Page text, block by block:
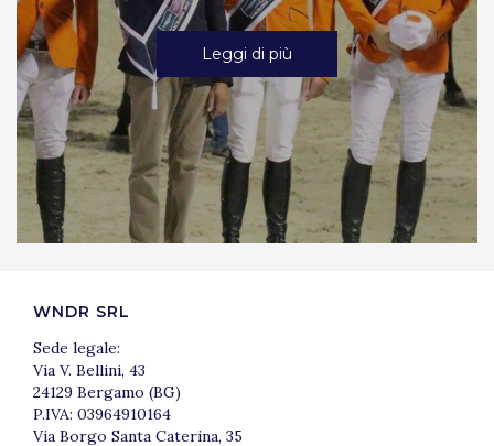
Leggi di più
WNDR SRL
Sede legale:
Via V. Bellini, 43
24129 Bergamo (BG)
P.IVA: 03964910164
Via Borgo Santa Caterina, 35